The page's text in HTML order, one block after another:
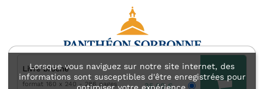
Lorsque vous naviguez sur notre site internet, des
informations sont susceptibles d'être enregistrées pour
Livre broché
format 160 x 240 286 pages 35,00 €
Mentions légales Accessibilité : non conforme